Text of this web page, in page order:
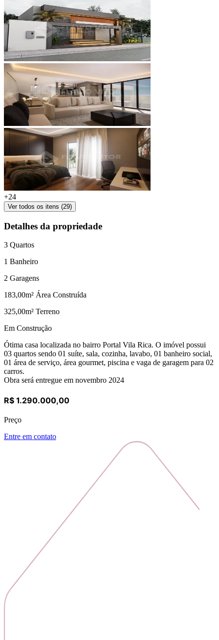
+24
Ver todos os itens (29)
Detalhes da propriedade
3 Quartos
1 Banheiro
2 Garagens
183,00m² Área Construída
325,00m² Terreno
Em Construção
Ótima casa localizada no bairro Portal Vila Rica. O imóvel possui
03 quartos sendo 01 suíte, sala, cozinha, lavabo, 01 banheiro social,
01 área de serviço, área gourmet, piscina e vaga de garagem para 02
carros.
Obra será entregue em novembro 2024
R$ 1.290.000,00
Preço
Entre em contato